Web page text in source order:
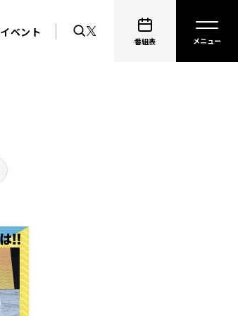
イベント
番組表